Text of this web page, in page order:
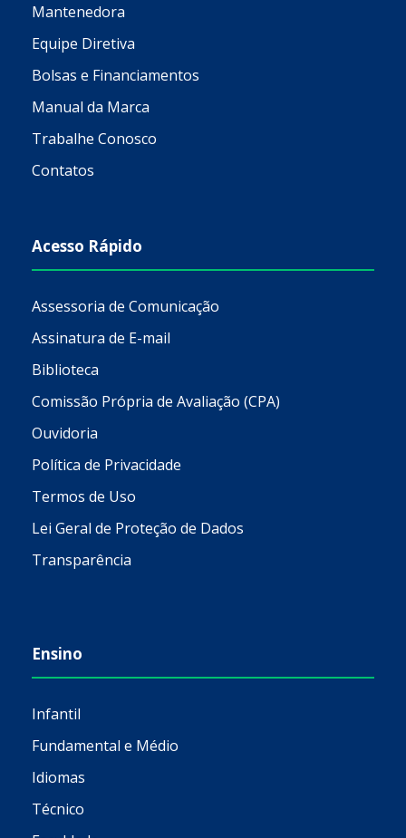
Mantenedora
Equipe Diretiva
Bolsas e Financiamentos
Manual da Marca
Trabalhe Conosco
Contatos
Acesso Rápido
Assessoria de Comunicação
Assinatura de E-mail
Biblioteca
Comissão Própria de Avaliação (CPA)
Ouvidoria
Política de Privacidade
Termos de Uso
Lei Geral de Proteção de Dados
Transparência
Ensino
Infantil
Fundamental e Médio
Idiomas
Técnico